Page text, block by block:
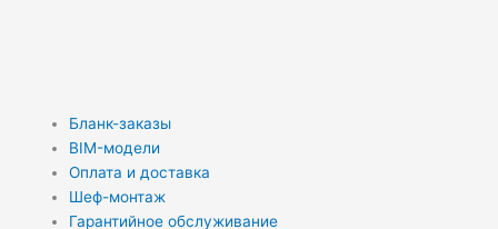
Бланк-заказы
BIM-модели
Оплата и доставка
Шеф-монтаж
Гарантийное обслуживание